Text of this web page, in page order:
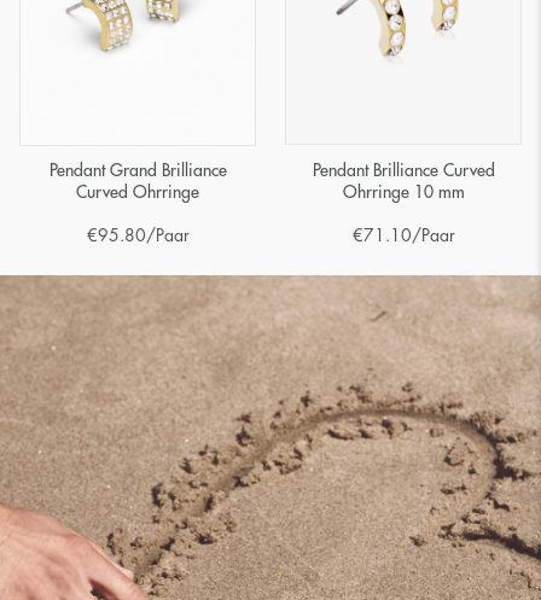
Pendant Grand Brilliance
Curved Ohrringe
€95.80/Paar
Pendant Brilliance Curved
Ohrringe 10 mm
€71.10/Paar